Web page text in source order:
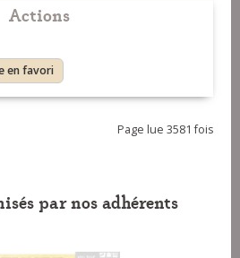
Actions
en favori
Page lue 3581 fois
par nos adhérents